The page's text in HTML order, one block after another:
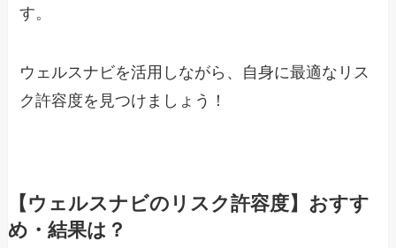
す。
ウェルスナビを活用しながら、自身に最適なリス
ク許容度を見つけましょう！
【ウェルスナビのリスク許容度】おすす
め・結果は？